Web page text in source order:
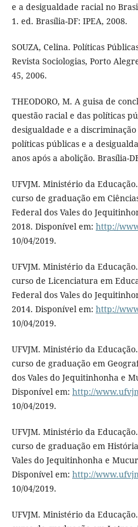
e a desigualdade racial no
1. ed. Brasília-DF: IPEA, 2008.
SOUZA, Celina. Políticas
Revista Sociologias, Porto
45, 2006.
THEODORO, M. A guisa de
questão racial e das políticas
desigualdade e a
políticas públicas e a
anos após a abolição. Brasília-
UFVJM. Ministério da
curso de graduação em
Federal dos Vales do
2018. Disponível em: http://
10/04/2019.
UFVJM. Ministério da
curso de Licenciatura em
Federal dos Vales do
2014. Disponível em: http://
10/04/2019.
UFVJM. Ministério da
curso de graduação em
dos Vales do Jequitinhonha e
Disponível em: http://
10/04/2019.
UFVJM. Ministério da
curso de graduação em
Vales do Jequitinhonha e
Disponível em: http://
10/04/2019.
UFVJM. Ministério da